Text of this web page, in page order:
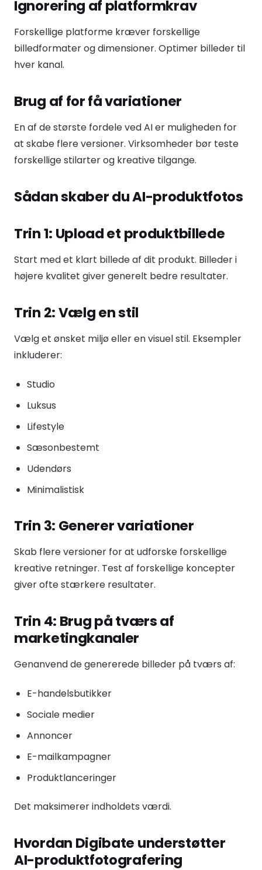
Ignorering af platformkrav
Forskellige platforme kræver forskellige
billedformater og dimensioner. Optimer billeder til
hver kanal.
Brug af for få variationer
En af de største fordele ved AI er muligheden for
at skabe flere versioner. Virksomheder bør teste
forskellige stilarter og kreative tilgange.
Sådan skaber du AI-produktfotos
Trin 1: Upload et produktbillede
Start med et klart billede af dit produkt. Billeder i
højere kvalitet giver generelt bedre resultater.
Trin 2: Vælg en stil
Vælg et ønsket miljø eller en visuel stil. Eksempler
inkluderer:
Studio
Luksus
Lifestyle
Sæsonbestemt
Udendørs
Minimalistisk
Trin 3: Generer variationer
Skab flere versioner for at udforske forskellige
kreative retninger. Test af forskellige koncepter
giver ofte stærkere resultater.
Trin 4: Brug på tværs af
marketingkanaler
Genanvend de genererede billeder på tværs af:
E-handelsbutikker
Sociale medier
Annoncer
E-mailkampagner
Produktlanceringer
Det maksimerer indholdets værdi.
Hvordan Digibate understøtter
AI-produktfotografering